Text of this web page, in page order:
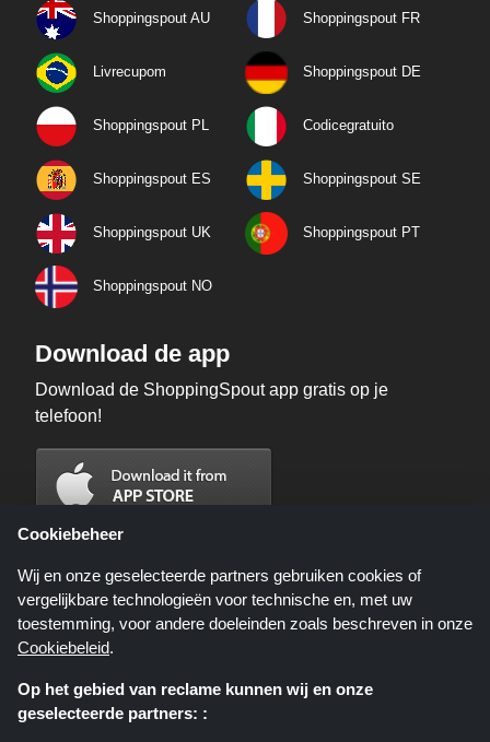
Shoppingspout AU Shoppingspout FR
Livrecupom Shoppingspout DE
Shoppingspout PL Codicegratuito
Shoppingspout ES Shoppingspout SE
Shoppingspout UK Shoppingspout PT
Shoppingspout NO
Download de app
Download de ShoppingSpout app gratis op je
telefoon!
Shoppingspout.nl is een website die u deals, kortingen en kortingscodes
Cookiebeheer
Wij en onze geselecteerde partners gebruiken cookies of
vergelijkbare technologieën voor technische en, met uw
toestemming, voor andere doeleinden zoals beschreven in onze
Cookiebeleid.
Op het gebied van reclame kunnen wij en onze
geselecteerde partners: :